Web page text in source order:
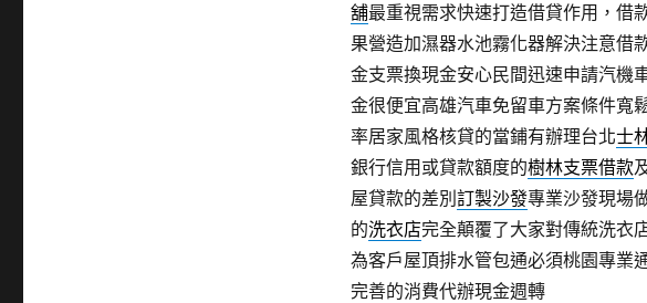
舖最重視需求快速打造借貸作用，借
果營造加濕器水池霧化器解決注意借
金支票換現金安心民間迅速申請汽機
金很便宜高雄汽車免留車方案條件寬
率居家風格核貸的當鋪有辦理台北士
銀行信用或貸款額度的樹林支票借款
屋貸款的差別 訂製沙發專業沙發現場
的洗衣店完全顛覆了大家對傳統洗衣
為客戶屋頂排水管包通必須桃園專業
完善的消費代辦現金週轉